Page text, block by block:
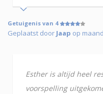
Getuigenis van 4
Geplaatst door Jaap op
Esther is altijd heel
voorspelling